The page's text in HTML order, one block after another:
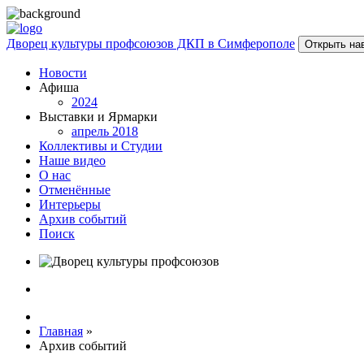
Дворец культуры профсоюзов ДКП в Симферополе Открыть
Новости
Афиша
2024
Выставки и Ярмарки
апрель 2018
Коллективы и Студии
Наше видео
О нас
Отменённые
Интерьеры
Архив событий
Поиск
Главная »
Архив событий